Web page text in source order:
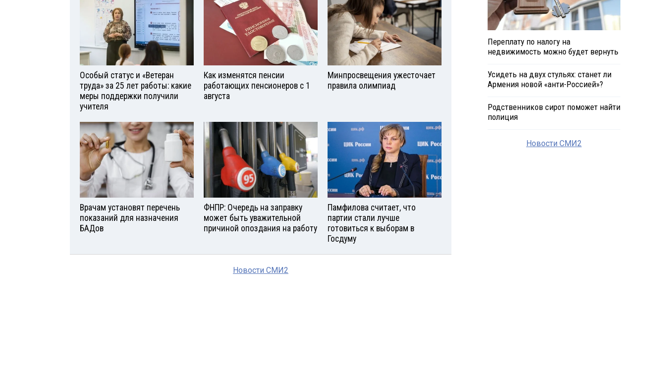
Особый статус и «Ветеран
труда» за 25 лет работы: какие
меры поддержки получили
учителя
Как изменятся пенсии
работающих пенсионеров с 1
августа
Минпросвещения ужесточает
правила олимпиад
Врачам установят перечень
показаний для назначения
БАДов
ФНПР: Очередь на заправку
может быть уважительной
причиной опоздания на работу
Памфилова считает, что
партии стали лучше
готовиться к выборам в
Госдуму
Новости СМИ2
Переплату по налогу на
недвижимость можно будет вернуть
Усидеть на двух стульях: станет ли
Армения новой «анти-Россией»?
Родственников сирот поможет найти
полиция
Новости СМИ2